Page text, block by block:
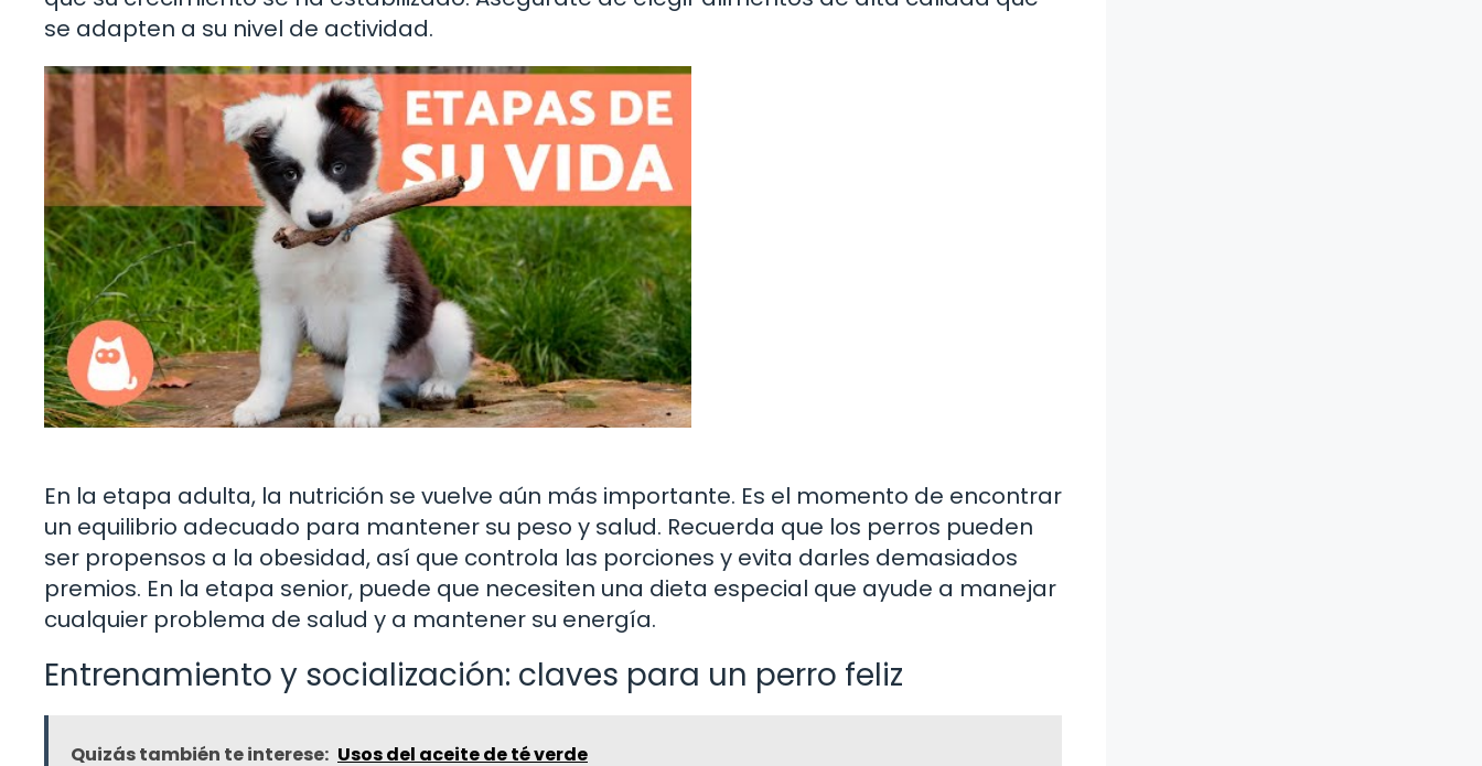
se adapten a su nivel de actividad.
En la etapa adulta, la nutrición se vuelve aún más importante. Es el momento de encontrar
un equilibrio adecuado para mantener su peso y salud. Recuerda que los perros pueden
ser propensos a la obesidad, así que controla las porciones y evita darles demasiados
premios. En la etapa senior, puede que necesiten una dieta especial que ayude a manejar
cualquier problema de salud y a mantener su energía.
Entrenamiento y socialización: claves para un perro feliz
Quizás también te interese: Usos del aceite de té verde